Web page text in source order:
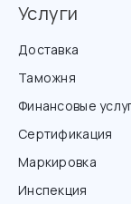
Услуги
Доставка
Таможня
Финансовые
Сертификация
Маркировка
Инспекция